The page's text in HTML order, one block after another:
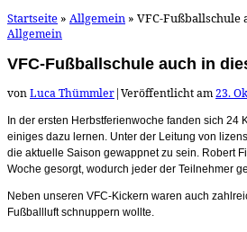
Startseite » Allgemein » VFC-Fußballschule
Allgemein
VFC-Fußballschule auch in
vonLuca Thümmler|Veröffentlicht am23.
In der ersten Herbstferienwoche fanden sich
einiges dazu lernen. Unter der Leitung von
die aktuelle Saison gewappnet zu sein. Robert
Woche gesorgt, wodurch jeder der Teilnehmer
Neben unseren VFC-Kickern waren auch
Fußballluft schnuppern wollte.